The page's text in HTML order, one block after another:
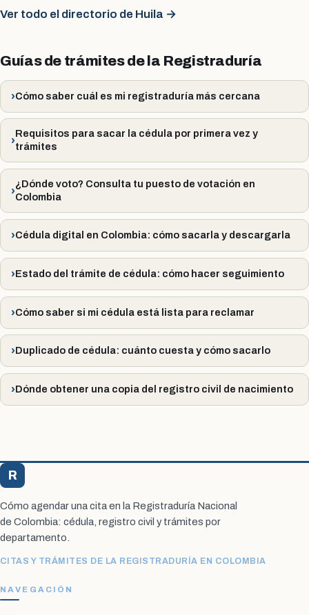
Ver todo el directorio de Huila →
Guías de trámites de la Registraduría
Cómo saber cuál es mi registraduría más cercana
Requisitos para sacar la cédula por primera vez y
trámites
¿Dónde voto? Consulta tu puesto de votación en
Colombia
Cédula digital en Colombia: cómo sacarla y descargarla
Estado del trámite de cédula: cómo hacer seguimiento
Cómo saber si mi cédula está lista para reclamar
Duplicado de cédula: cuánto cuesta y cómo sacarlo
Dónde obtener una copia del registro civil de nacimiento
R
Cómo agendar una cita en la Registraduría Nacional
de Colombia: cédula, registro civil y trámites por
departamento.
CITAS Y TRÁMITES DE LA REGISTRADURÍA EN COLOMBIA
NAVEGACIÓN